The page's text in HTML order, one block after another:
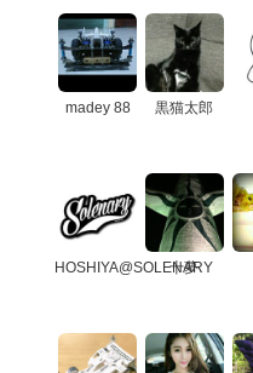
madey 88 黒猫太郎
HOSHIYA@SOLENARY
十夢